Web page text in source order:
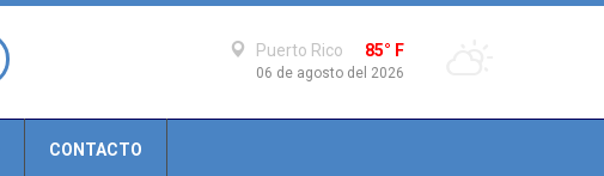
Puerto Rico 85° F
06 de agosto del 2026
CONTACTO